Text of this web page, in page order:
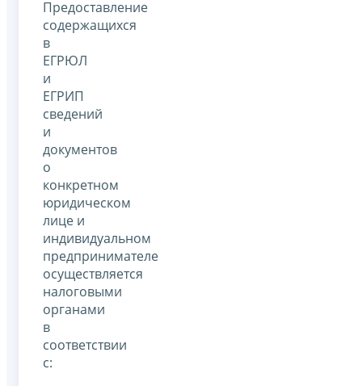
Предоставление
содержащихся
в
ЕГРЮЛ
и
ЕГРИП
сведений
и
документов
о
конкретном
юридическом
лице и
индивидуальном
предпринимателе
осуществляется
налоговыми
органами
в
соответствии
с: